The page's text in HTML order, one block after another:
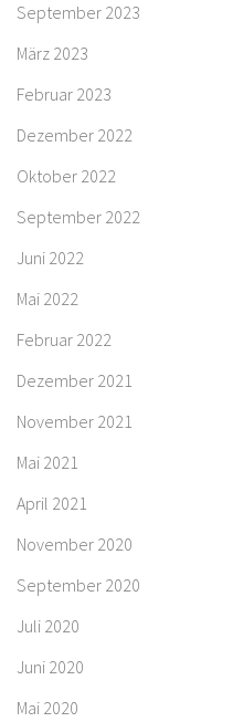
September 2023
März 2023
Februar 2023
Dezember 2022
Oktober 2022
September 2022
Juni 2022
Mai 2022
Februar 2022
Dezember 2021
November 2021
Mai 2021
April 2021
November 2020
September 2020
Juli 2020
Juni 2020
Mai 2020